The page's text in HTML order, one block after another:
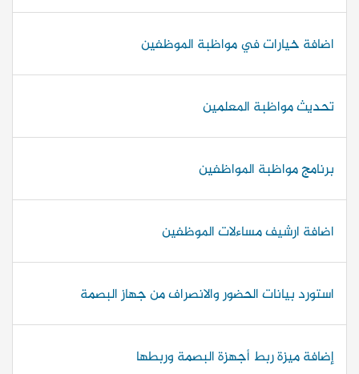
اضافة خيارات في مواظبة الموظفين
تحديث مواظبة المعلمين
برنامج مواظبة المواظفين
اضافة ارشيف مساءلات الموظفين
استورد بيانات الحضور والانصراف من جهاز البصمة
إضافة ميزة ربط أجهزة البصمة وربطها